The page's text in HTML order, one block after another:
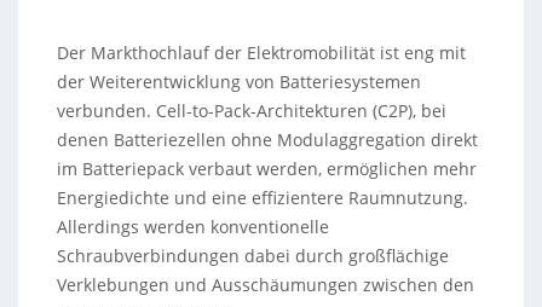
Der Markthochlauf der Elektromobilität ist eng mit
der Weiterentwicklung von Batteriesystemen
verbunden. Cell-to-Pack-Architekturen (C2P), bei
denen Batteriezellen ohne Modulaggregation direkt
im Batteriepack verbaut werden, ermöglichen mehr
Energiedichte und eine effizientere Raumnutzung.
Allerdings werden konventionelle
Schraubverbindungen dabei durch großflächige
Verklebungen und Ausschäumungen zwischen den